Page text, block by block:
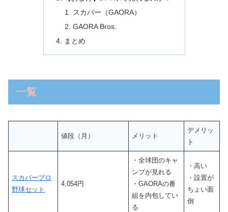
スカパー（GAORA）
GAORA Bros.
まとめ
一覧
値段（月） メリット
デメリッ
ト
スカパープロ
野球セット
4,054円
・全球団のキャ
ンプが見れる
・GAORAの番
組を内包してい
る
・高い
・設置が
ちょい面
倒